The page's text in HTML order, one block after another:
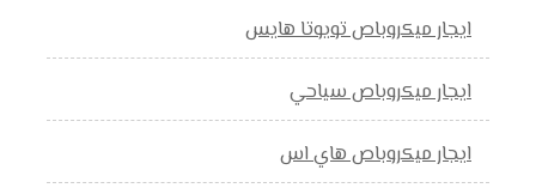
ايجار ميكروباص تويوتا هايس
ايجار ميكروباص سياحي
ايجار ميكروباص هاي اس